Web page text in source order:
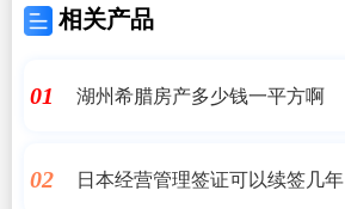
相关产品
01 湖州希腊房产多少钱一平方啊
02 日本经营管理签证可以续签几年